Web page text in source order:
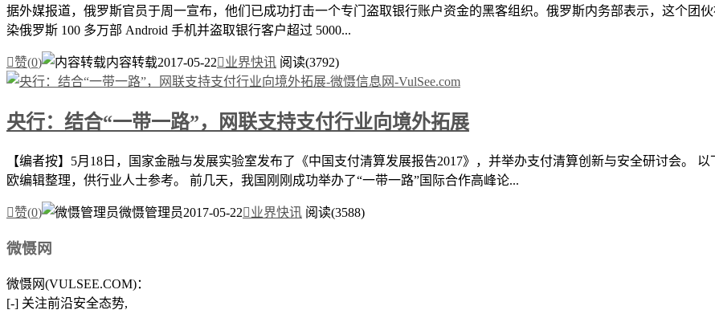
据外媒报道，俄罗斯官员于周一宣布，他们已成功打击一个专门盗取银行账户资金的黑客组织。俄罗斯内务部表示，这个团伙
染俄罗斯 100 多万部 Android 手机并盗取银行客户超过 5000...
赞(0) 内容转载2017-05-22业界快讯 阅读(3792)
央行：结合“一带一路”，网联支持支付行业向境外拓展
【编者按】5月18日，国家金融与发展实验室发布了《中国支付清算发展报告2017》，并举办支付清算创新与安全研讨会。
欧编辑整理，供行业人士参考。 前几天，我国刚刚成功举办了“一带一路”国际合作高峰论...
赞(0) 微慑管理员2017-05-22业界快讯 阅读(3588)
微慑网
微慑网(VULSEE.COM)：
[-] 关注前沿安全态势,